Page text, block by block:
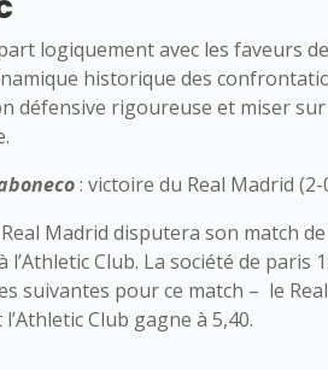
logiquement avec les faveurs
historique des
défensive rigoureuse et miser
: victoire du Real Madrid (2-
Madrid disputera son match
l’Athletic Club. La société de
suivantes pour ce match – le
Club gagne à 5,40.